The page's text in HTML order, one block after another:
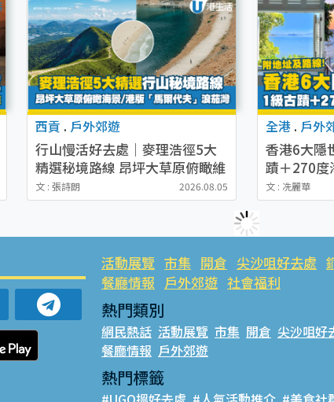
西貢 . 戶外郊遊
行山慢活好去處｜麥理浩徑5大
精選秘境路線 昂坪大草原俯瞰維
港/港版「馬爾代夫」浪茄灣
文 : 張詩朗 2026.08.05
全港 . 戶外
香港6大隱
蹟＋270度
地址及路線
文 : 冼麗華
活動展覽 市集 開倉 尖沙咀好去處
餐廳情報 戶外郊遊 社會福利
熱門類別
網民熱話 活動展覽 市集 開倉 尖沙咀好
餐廳情報 戶外郊遊
熱門標籤